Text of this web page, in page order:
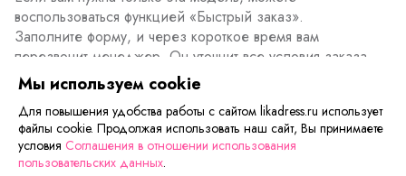
воспользоваться функцией «Быстрый заказ».
Заполните форму, и через короткое время вам
перезвонит менеджер. Он уточнит все условия заказа,
ответит на вопросы, а также подскажет о вариантах
оплаты и доставки.
Описание товараХарактеристики товара
Мы используем cookie
Для повышения удобства работы с сайтом likadress.ru использует
файлы cookie. Продолжая использовать наш сайт, Вы принимаете
условия Соглашения в отношении использования
пользовательских данных.